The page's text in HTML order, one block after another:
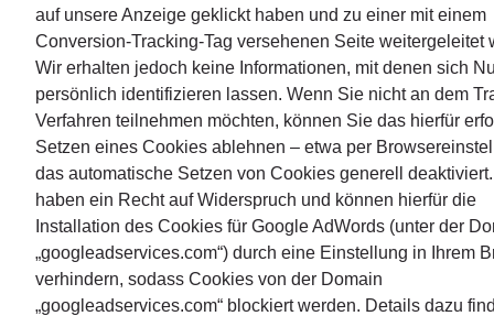
auf unsere Anzeige geklickt haben und zu einer mit einem
Conversion-Tracking-Tag versehenen Seite weitergeleitet
Wir erhalten jedoch keine Informationen, mit denen sich
persönlich identifizieren lassen. Wenn Sie nicht an dem
Verfahren teilnehmen möchten, können Sie das hierfür
Setzen eines Cookies ablehnen – etwa per
das automatische Setzen von Cookies generell
haben ein Recht auf Widerspruch und können hierfür die
Installation des Cookies für Google AdWords (unter der
„googleadservices.com“) durch eine Einstellung in Ihrem
verhindern, sodass Cookies von der Domain
„googleadservices.com“ blockiert werden. Details dazu